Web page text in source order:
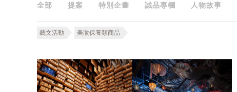
全部 提案 特別企畫 誠品專欄 人物故事
藝文活動 美妝保養類商品